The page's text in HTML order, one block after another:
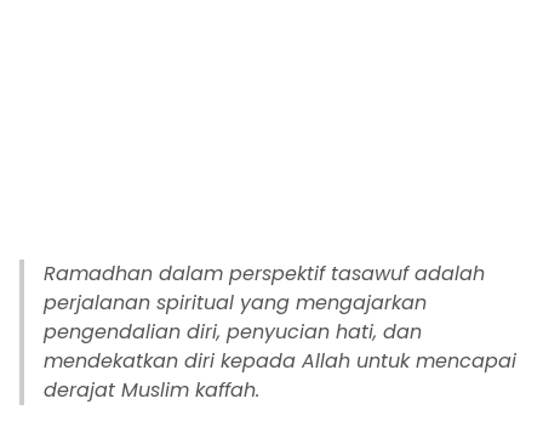
Ramadhan dalam perspektif tasawuf adalah
perjalanan spiritual yang mengajarkan
pengendalian diri, penyucian hati, dan
mendekatkan diri kepada Allah untuk mencapai
derajat Muslim kaffah.